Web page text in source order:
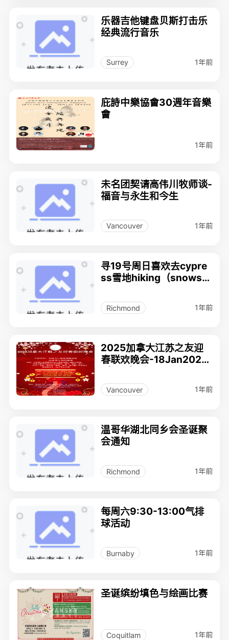
乐器吉他键盘贝斯打击乐
经典流行音乐
Surrey 1年前
庇詩中樂協會30週年音樂
會
1年前
未名团契请高伟川牧师谈-
福音与永生和今生
Vancouver 1年前
寻19号周日喜欢去cypre
ss雪地hiking（snowsh
Richmond 1年前
2025加拿大江苏之友迎
春联欢晚会-18Jan2025
Vancouver 1年前
温哥华湖北同乡会圣诞聚
会通知
Richmond 1年前
每周六9:30-13:00气排
球活动
Burnaby 1年前
圣诞缤纷填色与绘画比赛
Coquitlam 1年前